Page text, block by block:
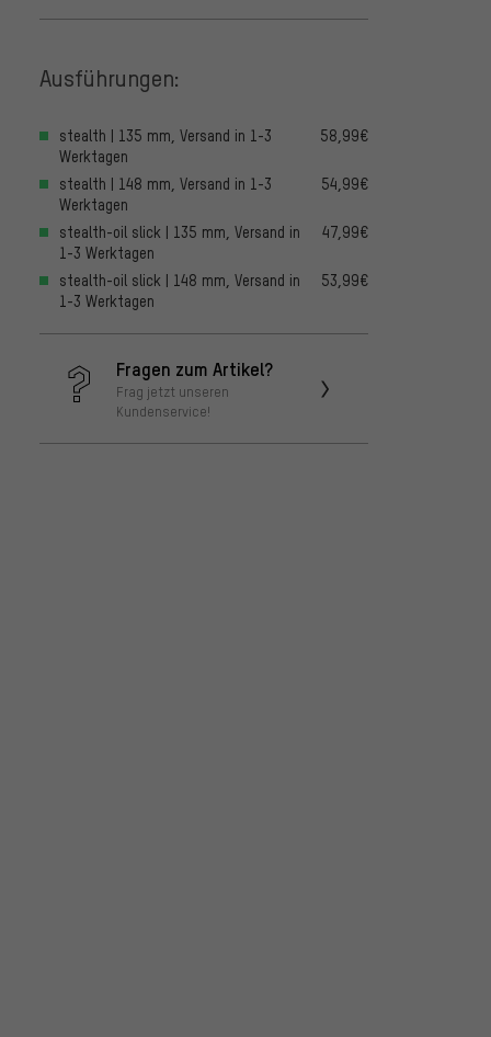
Ausführungen:
stealth | 135 mm, Versand in 1-3
Werktagen
58,99€
stealth | 148 mm, Versand in 1-3
Werktagen
54,99€
stealth-oil slick | 135 mm, Versand in
1-3 Werktagen
47,99€
stealth-oil slick | 148 mm, Versand in
1-3 Werktagen
53,99€
Fragen zum Artikel?
Frag jetzt unseren
Kundenservice!